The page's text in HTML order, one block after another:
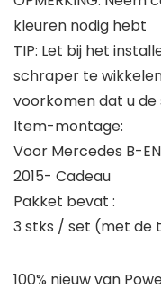
kleuren nodig hebt
TIP: Let bij het
schraper te
voorkomen dat u
Item-montage:
Voor Mercedes B-
2015- Cadeau
Pakket bevat :
3 stks / set (met de
100% nieuw van